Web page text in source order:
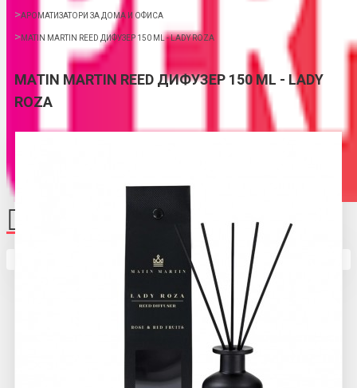
Кутията ви е празна
АРОМАТИЗАТОРИ ЗА ДОМА И ОФИСА
MATIN MARTIN REED ДИФУЗЕР 150 ML - LADY ROZA
MATIN MARTIN REED ДИФУЗЕР 150 ML - LADY
ROZA